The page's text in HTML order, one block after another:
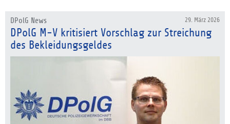
29. März 2026
DPolG News
DPolG M-V kritisiert Vorschlag zur Streichung
des Bekleidungsgeldes